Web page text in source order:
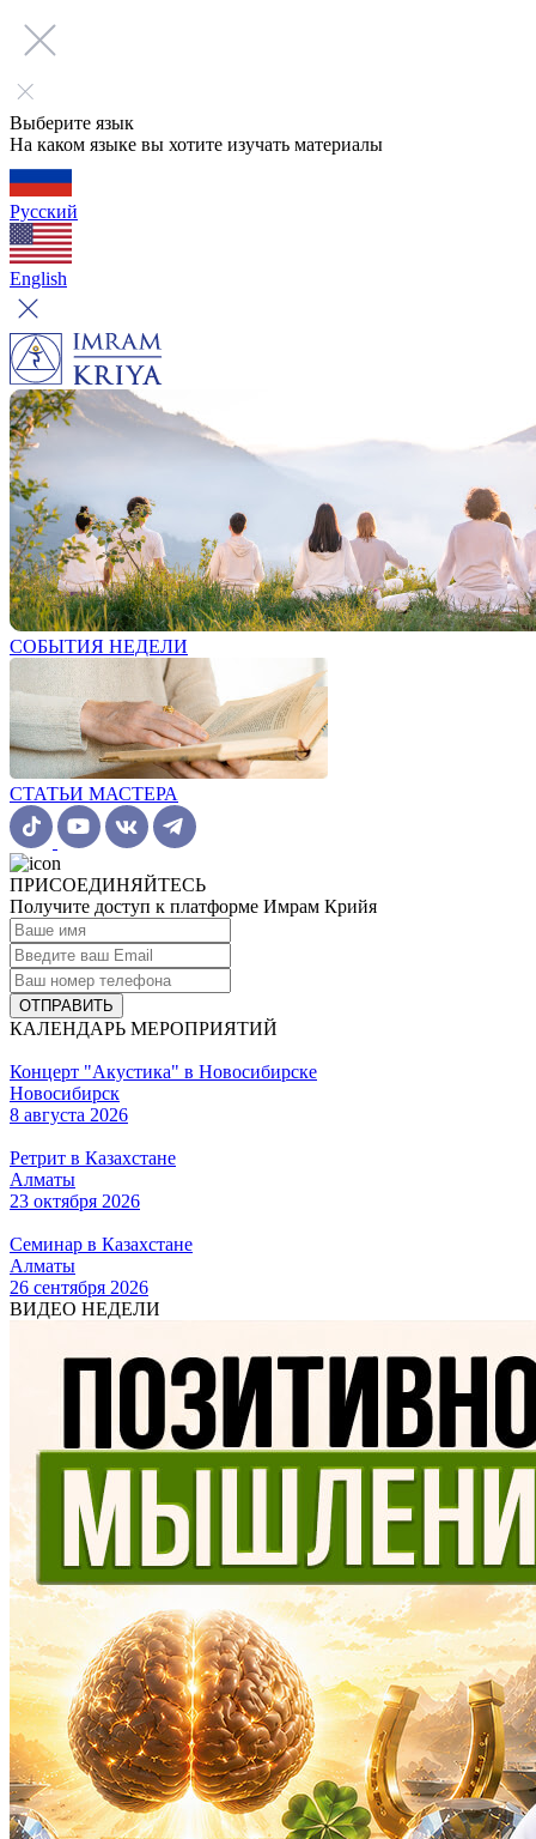
Выберите язык
На каком языке вы хотите изучать материалы
Русский
English
СОБЫТИЯ НЕДЕЛИ
СТАТЬИ МАСТЕРА
ПРИСОЕДИНЯЙТЕСЬ
Получите доступ к платформе Имрам Крийя
ОТПРАВИТЬ
КАЛЕНДАРЬ МЕРОПРИЯТИЙ
Концерт "Акустика" в Новосибирске
Новосибирск
8 августа 2026
Ретрит в Казахстане
Алматы
23 октября 2026
Семинар в Казахстане
Алматы
26 сентября 2026
ВИДЕО НЕДЕЛИ